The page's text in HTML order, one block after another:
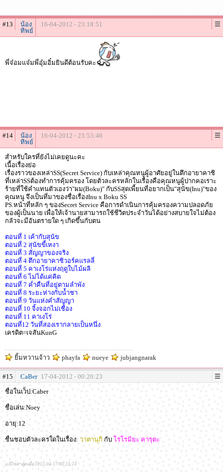
#13
น้อง
ทิพย์
16-04-2012 - 23:18:51
พี่จ๋อมแจ๋มพี่อุ๋มอิ๋มยินดีต้อนรับคะ
#14
น้อง
ทิพย์
16-04-2012 - 23:53:46
สำหรับใครที่ยังไม่เคยดูนะคะ
เนื้อเรื่องย่อ
เรื่องราวของเหล่าSS(Secret Service) กับเหล่าคุณหนูผู้อาศัยอยู่ในตึกอายาคาชิ
ที่เหล่าSSต้องทำการคุ้มครอง โดยตัวละครหลักในเรื่องคือคุณหนูผู้ปากคอเราะ
ร้ายที่ใช้คำแทนตัวเองว่า"ผม(Boku)" กับSSสุดเพี้ยนที่อยากเป็น"สุนัข(Inu)"ของ
คุณหนู จึงเป็นที่มาของชื่อเรื่องInu x Boku SS
PS.หน้าที่หลัก ๆ ของSecret Service คือการดำเนินการคุ้มครองความปลอดภัย
ของผู้เป็นนาย เพื่อให้เจ้านายสามารถใช้ชีวิตประจำวันได้อย่างสบายใจไม่ต้อง
กลัวจะมีอันตรายใด ๆ เกิดขึ้นกับตน
ตอนที่ 1 เค้ากับสุนัข
ตอนที่ 2 สุนัขขี้เหงา
ตอนที่ 3 สัญญาของจริง
ตอนที่ 4 ตึกอายาคาชิวอร์คแรลลี่
ตอนที่ 5 คาเงโร่แห่งฤดูใบไม้ผลิ
ตอนที่ 6 ไม่ได้แค่คิด
ตอนที่ 7 ค่ำคืนที่อยู่ตามลำพัง
ตอนที่ 8 ระยะห่างกับน้ำชา
ตอนที่ 9 วันแห่งคำสัญญา
ตอนที่ 10 จิ้งจอกไม่เชื่อง
ตอนที่ 11 คาเงโร่
ตอนที่12 วันที่สองเรากลายเป็นหนึ่ง
เครดิต=เจสันKunG
ยิ้มหวานจ้าว phayfa nueye jubjangnarak
#15 CaBer 17-04-2012 - 00:20:23
ชื่อในเว็ป:Caber
ชื่อเล่น:Noey
อายุ:12
ชื่นชอบตัวละครใดในเรื่อง: วาตานุกิกับ โรโรมิยะ คารุตะ
แก้ไขล่าสุดเมื่อ 2012-04-17 00:23:24